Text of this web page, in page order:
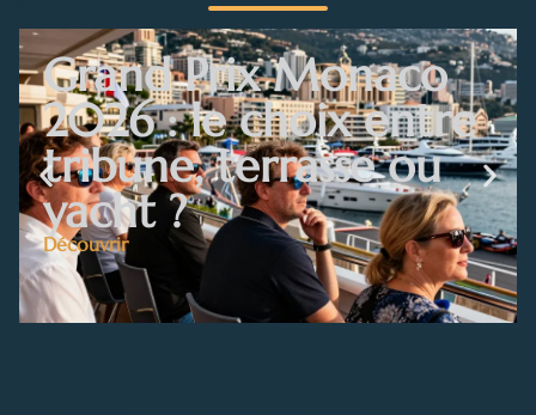
Grand Prix Monaco
2026 : le choix entre
tribune, terrasse ou
yacht ?
Découvrir